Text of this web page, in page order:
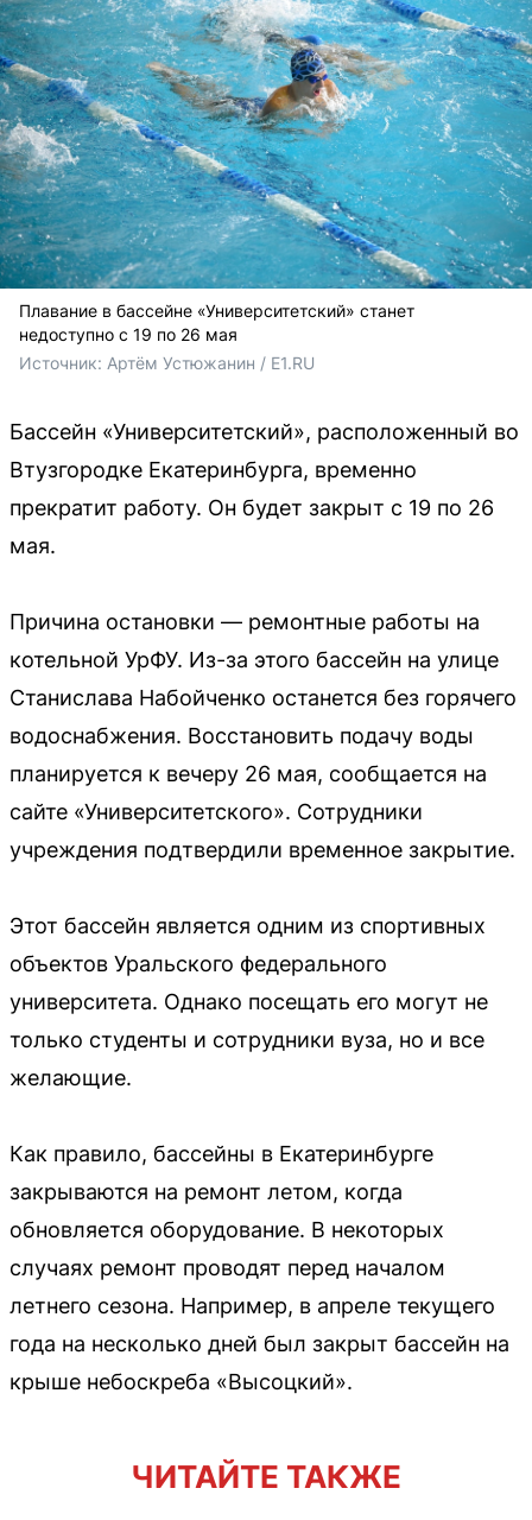
Плавание в бассейне «Университетский» станет
недоступно с 19 по 26 мая
Источник: Артём Устюжанин / E1.RU
Бассейн «Университетский», расположенный во
Втузгородке Екатеринбурга, временно
прекратит работу. Он будет закрыт с 19 по 26
мая.
Причина остановки — ремонтные работы на
котельной УрФУ. Из-за этого бассейн на улице
Станислава Набойченко останется без горячего
водоснабжения. Восстановить подачу воды
планируется к вечеру 26 мая, сообщается на
сайте «Университетского». Сотрудники
учреждения подтвердили временное закрытие.
Этот бассейн является одним из спортивных
объектов Уральского федерального
университета. Однако посещать его могут не
только студенты и сотрудники вуза, но и все
желающие.
Как правило, бассейны в Екатеринбурге
закрываются на ремонт летом, когда
обновляется оборудование. В некоторых
случаях ремонт проводят перед началом
летнего сезона. Например, в апреле текущего
года на несколько дней был закрыт бассейн на
крыше небоскреба «Высоцкий».
ЧИТАЙТЕ ТАКЖЕ